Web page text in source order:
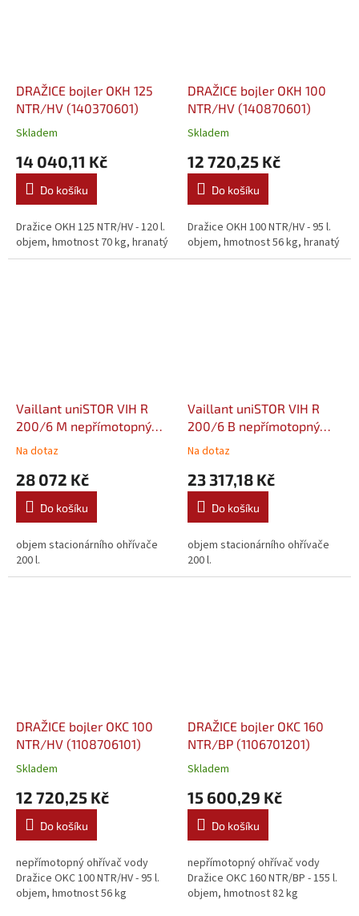
DRAŽICE bojler OKH 125
NTR/HV (140370601)
Skladem
14 040,11 Kč
Do košíku
Dražice OKH 125 NTR/HV - 120 l.
objem, hmotnost 70 kg, hranatý
DRAŽICE bojler OKH 100
NTR/HV (140870601)
Skladem
12 720,25 Kč
Do košíku
Dražice OKH 100 NTR/HV - 95 l.
objem, hmotnost 56 kg, hranatý
Vaillant uniSTOR VIH R
200/6 M nepřímotopný
zásobníkový ohřívač
Na dotaz
28 072 Kč
Do košíku
objem stacionárního ohřívače
200 l.
Vaillant uniSTOR VIH R
200/6 B nepřímotopný
zásobníkový ohřívač
Na dotaz
23 317,18 Kč
Do košíku
objem stacionárního ohřívače
200 l.
DRAŽICE bojler OKC 100
NTR/HV (1108706101)
Skladem
12 720,25 Kč
Do košíku
nepřímotopný ohřívač vody
Dražice OKC 100 NTR/HV - 95 l.
objem, hmotnost 56 kg
DRAŽICE bojler OKC 160
NTR/BP (1106701201)
Skladem
15 600,29 Kč
Do košíku
nepřímotopný ohřívač vody
Dražice OKC 160 NTR/BP - 155 l.
objem, hmotnost 82 kg